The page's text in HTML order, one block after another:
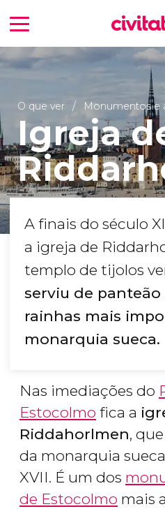
O que ver Monumentos e
Igreja
A finais do século
a igreja de
templo de tijolos
serviu de panteão
rainhas mais
monarquia sueca.
Nas imediações do
Estocolmo fica a
Riddahorlmen,
da monarquia
XVII. É um dos
de Estocolmo mais